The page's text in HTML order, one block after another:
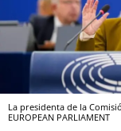
La presidenta de la
EUROPEAN PARLIAMENT